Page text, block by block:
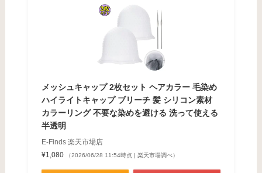
メッシュキャップ 2枚セット ヘアカラー 毛染め
ハイライトキャップ ブリーチ 髪 シリコン素材
カラーリング 不要な染めを避ける 洗って使える
半透明
E-Finds 楽天市場店
¥1,080
（2026/06/28 11:54時点 | 楽天市場調べ）